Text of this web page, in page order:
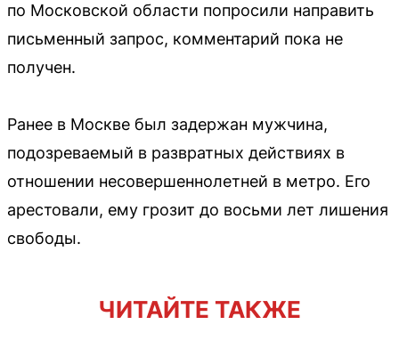
по Московской области попросили направить
письменный запрос, комментарий пока не
получен.
Ранее в Москве был задержан мужчина,
подозреваемый в развратных действиях в
отношении несовершеннолетней в метро. Его
арестовали, ему грозит до восьми лет лишения
свободы.
ЧИТАЙТЕ ТАКЖЕ